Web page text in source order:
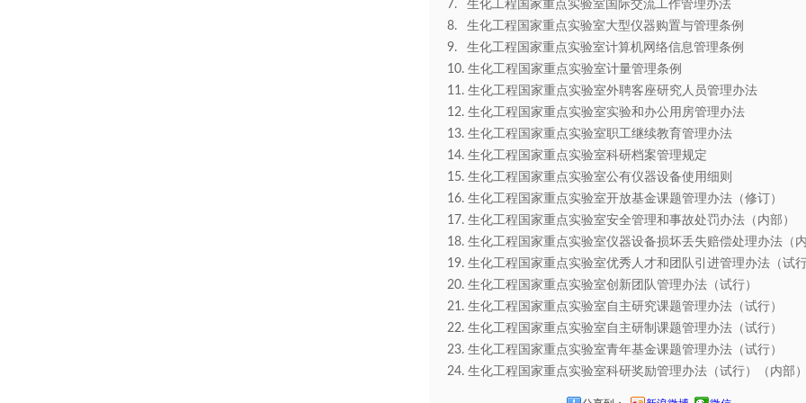
7. 生化工程国家重点实验室国际交流工作管理办法
8. 生化工程国家重点实验室大型仪器购置与管理条例
9. 生化工程国家重点实验室计算机网络信息管理条例
10. 生化工程国家重点实验室计量管理条例
11. 生化工程国家重点实验室外聘客座研究人员管理办法
12. 生化工程国家重点实验室实验和办公用房管理办法
13. 生化工程国家重点实验室职工继续教育管理办法
14. 生化工程国家重点实验室科研档案管理规定
15. 生化工程国家重点实验室公有仪器设备使用细则
16. 生化工程国家重点实验室开放基金课题管理办法（修订）
17. 生化工程国家重点实验室安全管理和事故处罚办法（内部）
18. 生化工程国家重点实验室仪器设备损坏丢失赔偿处理办法（
19. 生化工程国家重点实验室优秀人才和团队引进管理办法（试
20. 生化工程国家重点实验室创新团队管理办法（试行）
21. 生化工程国家重点实验室自主研究课题管理办法（试行）
22. 生化工程国家重点实验室自主研制课题管理办法（试行）
23. 生化工程国家重点实验室青年基金课题管理办法（试行）
24. 生化工程国家重点实验室科研奖励管理办法（试行）（内部